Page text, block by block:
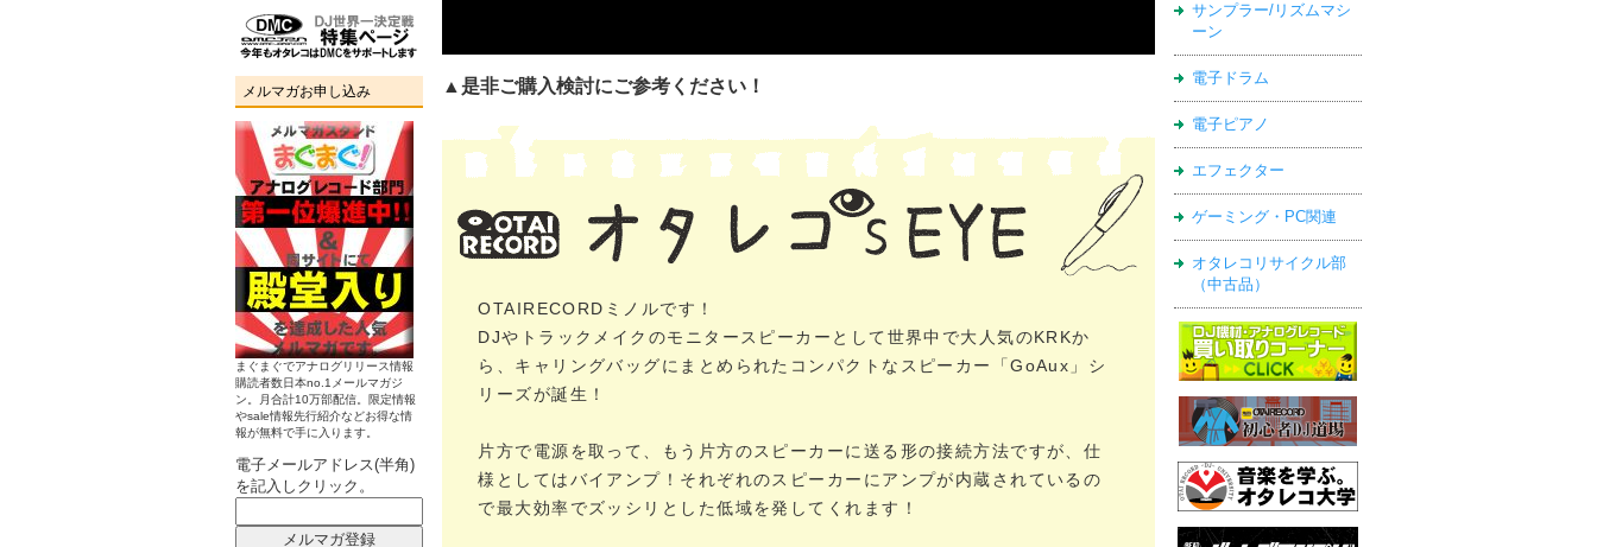
メルマガお申し込み
まぐまぐでアナログリリース情報
購読者数日本no.1メールマガジ
ン。月合計10万部配信。限定情報
やsale情報先行紹介などお得な情
報が無料で手に入ります。
電子メールアドレス(半角)
を記入しクリック。
サンプラー/リズムマシ
ーン
電子ドラム
電子ピアノ
エフェクター
ゲーミング・PC関連
オタレコリサイクル部
（中古品）
▲是非ご購入検討にご参考ください！
OTAIRECORDミノルです！
DJやトラックメイクのモニタースピーカーとして世界中で大人気のKRKか
ら、キャリングバッグにまとめられたコンパクトなスピーカー「GoAux」シ
リーズが誕生！
片方で電源を取って、もう片方のスピーカーに送る形の接続方法ですが、仕
様としてはバイアンプ！それぞれのスピーカーにアンプが内蔵されているの
で最大効率でズッシリとした低域を発してくれます！